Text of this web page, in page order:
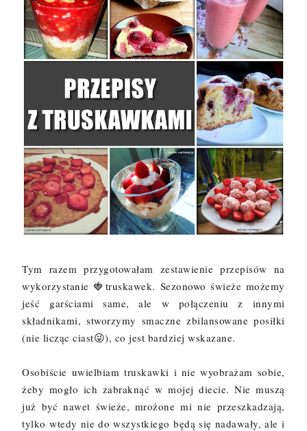
Tym razem przygotowałam zestawienie przepisów na
wykorzystanie 🍓truskawek. Sezonowo świeże możemy
jeść garściami same, ale w połączeniu z innymi
składnikami, stworzymy smaczne zbilansowane posiłki
(nie licząc ciast😜), co jest bardziej wskazane.
Osobiście uwielbiam truskawki i nie wyobrażam sobie,
żeby mogło ich zabraknąć w mojej diecie. Nie muszą
już być nawet świeże, mrożone mi nie przeszkadzają,
tylko wtedy nie do wszystkiego będą się nadawały, ale i